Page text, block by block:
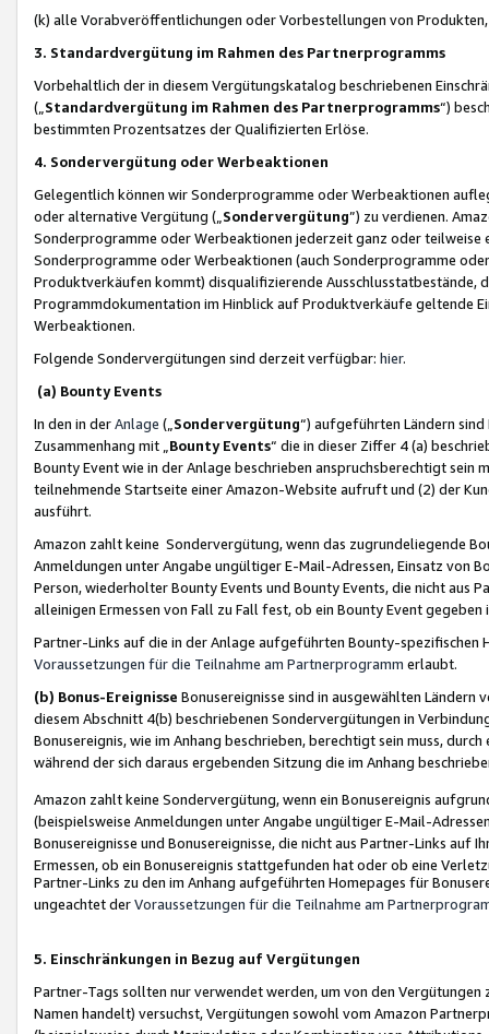
(k) alle Vorabveröffentlichungen oder Vorbestellungen von
3. Standardvergütung im Rahmen des Partnerprogramms
Vorbehaltlich der in diesem Vergütungskatalog beschriebenen
(„ Standardvergütung im Rahmen des Partnerprogramms“)
bestimmten Prozentsatzes der Qualifizierten Erlöse.
4. Sondervergütung oder Werbeaktionen
Gelegentlich können wir Sonderprogramme oder Werbeaktionen
oder alternative Vergütung („ Sondervergütung”) zu verdienen.
Sonderprogramme oder Werbeaktionen jederzeit ganz oder
Sonderprogramme oder Werbeaktionen (auch Sonderprogramme
Produktverkäufen kommt) disqualifizierende Ausschlusstatbestände,
Programmdokumentation im Hinblick auf Produktverkäufe geltende
Werbeaktionen.
Folgende Sondervergütungen sind derzeit verfügbar: hier.
(a) Bounty Events
In den in derAnlage („ Sondervergütung“) aufgeführten Ländern
Zusammenhang mit „ Bounty Events“ die in dieser Ziffer 4 (a)
Bounty Event wie in der Anlage beschrieben anspruchsberechtigt sein
teilnehmende Startseite einer Amazon-Website aufruft und (2) der
ausführt.
Amazon zahlt keine Sondervergütung, wenn das zugrundeliegende
Anmeldungen unter Angabe ungültiger E-Mail-Adressen, Einsatz von
Person, wiederholter Bounty Events und Bounty Events, die nicht
alleinigen Ermessen von Fall zu Fall fest, ob ein Bounty Event
Partner-Links auf die in der Anlage aufgeführten Bounty-spezifischen
Voraussetzungen für die Teilnahme am Partnerprogramm erlaubt.
(b) Bonus-Ereignisse Bonusereignisse sind in ausgewählten Ländern
diesem Abschnitt 4(b) beschriebenen Sondervergütungen in
Bonusereignis, wie im Anhang beschrieben, berechtigt sein muss,
während der sich daraus ergebenden Sitzung die im Anhang
Amazon zahlt keine Sondervergütung, wenn ein Bonusereignis
(beispielsweise Anmeldungen unter Angabe ungültiger E-Mail-
Bonusereignisse und Bonusereignisse, die nicht aus Partner-Links auf
Ermessen, ob ein Bonusereignis stattgefunden hat oder ob eine
Partner-Links zu den im Anhang aufgeführten Homepages für
ungeachtet derVoraussetzungen für die Teilnahme am
5. Einschränkungen in Bezug auf Vergütungen
Partner-Tags sollten nur verwendet werden, um von den
Namen handelt) versuchst, Vergütungen sowohl vom Amazon